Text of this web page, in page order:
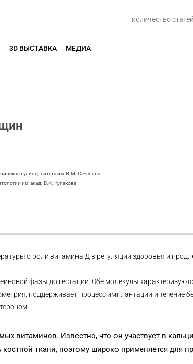
количество статей
3D ВЫСТАВКА МЕДИА
университета им. И.М. Сеченова
им. акад. В.И. Кулакова
о роли витамина Д в регуляции здоровья и
фазы до гестации. Обе молекулы
поддерживает процесс имплантации и течение
витаминов. Известно, что он участвует в
ткани, поэтому широко применяется для